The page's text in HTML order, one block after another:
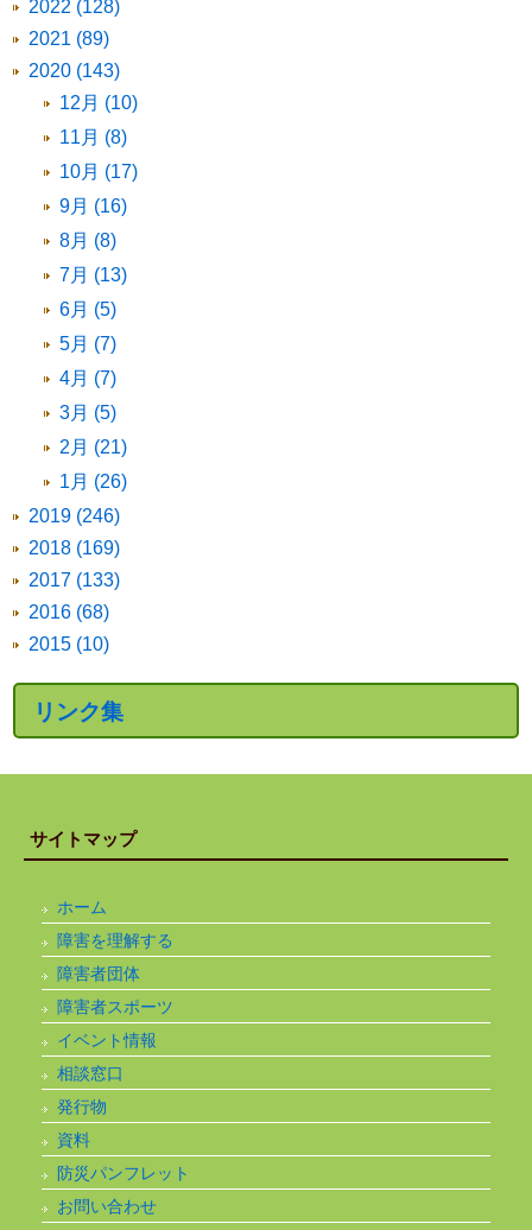
2022 (128)
2021 (89)
2020 (143)
12月 (10)
11月 (8)
10月 (17)
9月 (16)
8月 (8)
7月 (13)
6月 (5)
5月 (7)
4月 (7)
3月 (5)
2月 (21)
1月 (26)
2019 (246)
2018 (169)
2017 (133)
2016 (68)
2015 (10)
リンク集
サイトマップ
ホーム
障害を理解する
障害者団体
障害者スポーツ
イベント情報
相談窓口
発行物
資料
防災パンフレット
お問い合わせ